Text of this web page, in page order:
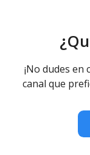
¡No dudes en
canal que